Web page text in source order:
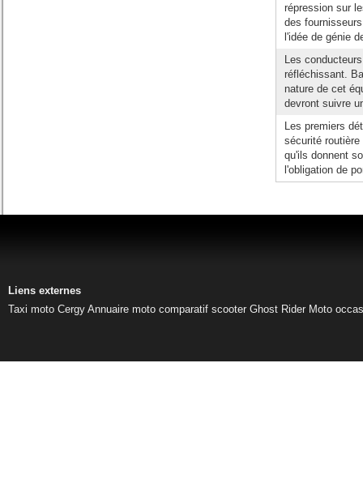
répression sur
des
l'idée de génie
Les
réfléchissant.
nature de cet
devront suivre
Les premiers
sécurité
qu'ils donnent
l'obligation de
Liens externes
Taxi moto Cergy Annuaire moto comparatif scooter Ghost Rider Moto